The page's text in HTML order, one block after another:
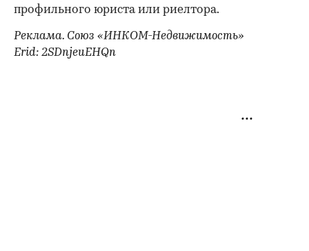
профильного юриста или риелтора.
Реклама. Союз «ИНКОМ-Недвижимость»
Erid: 2SDnjeuEHQn